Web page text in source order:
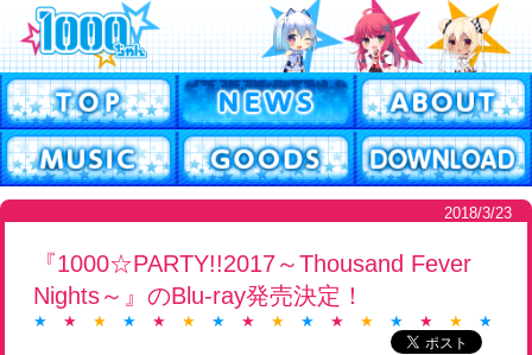
2018/3/23
『1000☆PARTY!!2017～Thousand Fever
Nights～』のBlu-ray発売決定！
★ ★ ★ ★ ★ ★ ★ ★ ★ ★ ★ ★ ★ ★ ★ ★